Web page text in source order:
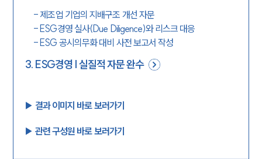
- 제조업 기업의 지배구조 개선 자문
- ESG경영 실사(Due Diligence)와 리스크 대응
- ESG 공시의무화 대비 사전 보고서 작성
3. ESG경영 | 실질적 자문 완수
▶︎ 결과 이미지 바로 보러가기
▶︎ 관련 구성원 바로 보러가기